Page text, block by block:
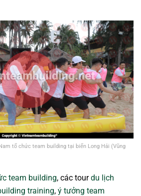
tổ chức team building tại biển Long Hải (Vũng
team building, các tourdu lịch
training, ý tưởng team